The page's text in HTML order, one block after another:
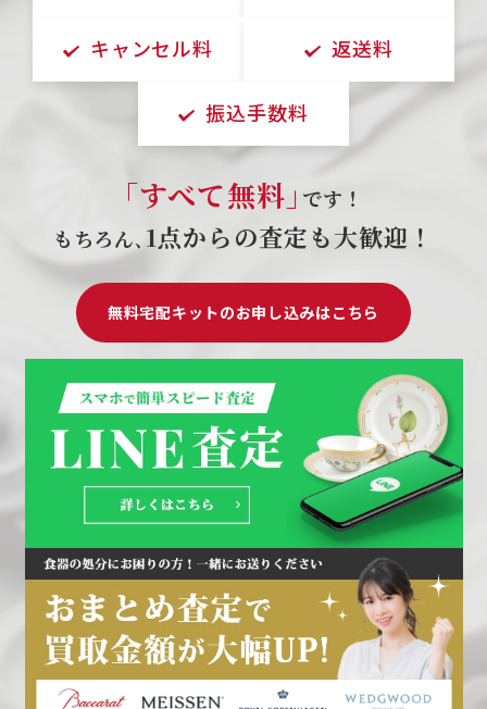
キャンセル料 返送料
振込手数料
｢すべて無料｣ です！
もちろん､ 1点からの査定も大歓迎！
無料宅配キットのお申し込みはこちら